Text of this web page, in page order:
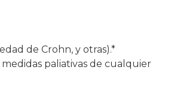
de Crohn, y otras).*
paliativas de cualquier